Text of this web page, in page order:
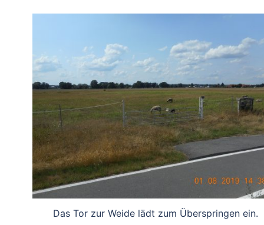
Das Tor zur Weide lädt zum Überspringen ein.